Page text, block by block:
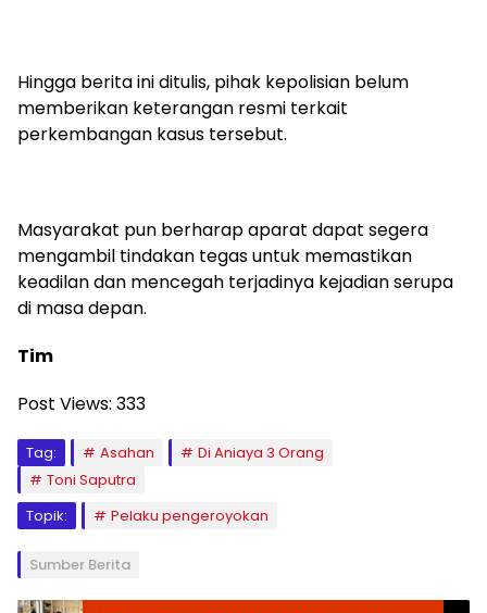
Hingga berita ini ditulis, pihak kepolisian belum
memberikan keterangan resmi terkait
perkembangan kasus tersebut.
Masyarakat pun berharap aparat dapat segera
mengambil tindakan tegas untuk memastikan
keadilan dan mencegah terjadinya kejadian serupa
di masa depan.
Tim
Post Views: 333
Tag: Asahan
Di Aniaya 3 Orang
Toni Saputra
Topik:
Pelaku pengeroyokan
Sumber Berita